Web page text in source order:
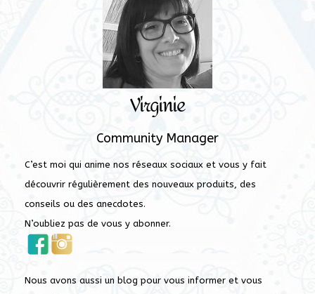
Virginie
Community Manager
C’est moi qui anime nos réseaux sociaux et vous y fait
découvrir régulièrement des nouveaux produits, des
conseils ou des anecdotes.
N’oubliez pas de vous y abonner.
Nous avons aussi un blog pour vous informer et vous